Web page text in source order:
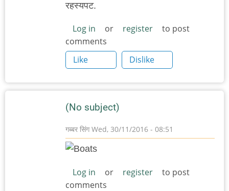
रहस्यपट.
Log in or register
to post
comments
Like
Dislike
(No subject)
गब्बर सिंगWed, 30/11/2016 - 08:51
Log in or register
to post
comments